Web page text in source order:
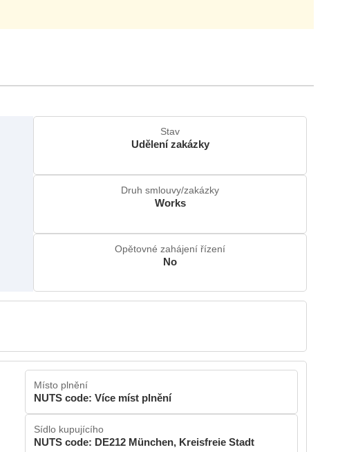
Stav
Udělení zakázky
Druh smlouvy/zakázky
Works
Opětovné zahájení řízení
No
Místo plnění
NUTS code: Více míst plnění
Sídlo kupujícího
NUTS code: DE212 München, Kreisfreie Stadt